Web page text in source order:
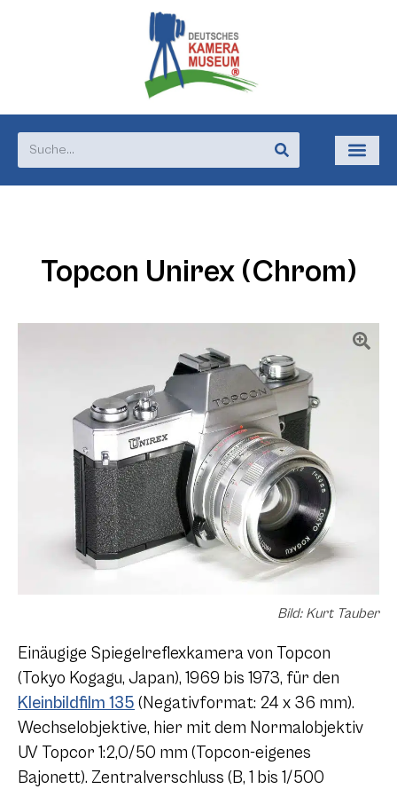
Topcon Unirex (Chrom)
Bild: Kurt Tauber
Einäugige Spiegelreflexkamera von Topcon
(Tokyo Kogagu, Japan), 1969 bis 1973, für den
Kleinbildfilm 135 (Negativformat: 24 x 36 mm).
Wechselobjektive, hier mit dem Normalobjektiv
UV Topcor 1:2,0/50 mm (Topcon-eigenes
Bajonett). Zentralverschluss (B, 1 bis 1/500